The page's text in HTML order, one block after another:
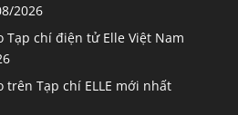
2026
Tạp chí điện tử Elle Việt Nam
trên Tạp chí ELLE mới nhất